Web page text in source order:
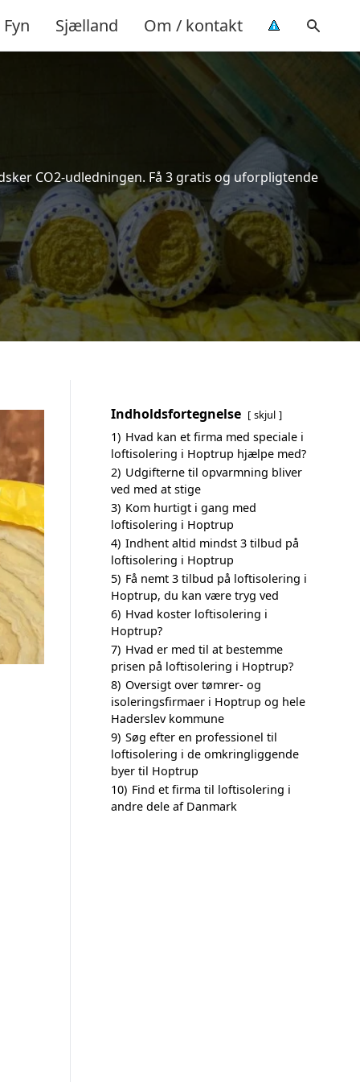
Fyn Sjælland Om / kontakt
CO2-udledningen. Få 3 gratis og uforpligtende
Indholdsfortegnelse skjul
1) Hvad kan et firma med speciale i
loftisolering i Hoptrup hjælpe med?
2) Udgifterne til opvarmning bliver
ved med at stige
3) Kom hurtigt i gang med
loftisolering i Hoptrup
4) Indhent altid mindst 3 tilbud på
loftisolering i Hoptrup
5) Få nemt 3 tilbud på loftisolering i
Hoptrup, du kan være tryg ved
6) Hvad koster loftisolering i
Hoptrup?
7) Hvad er med til at bestemme
prisen på loftisolering i Hoptrup?
8) Oversigt over tømrer- og
isoleringsfirmaer i Hoptrup og hele
Haderslev kommune
9) Søg efter en professionel til
loftisolering i de omkringliggende
byer til Hoptrup
10) Find et firma til loftisolering i
andre dele af Danmark